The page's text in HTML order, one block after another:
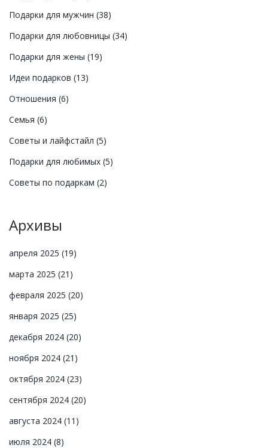
Подарки для мужчин (38)
Подарки для любовницы (34)
Подарки для жены (19)
Идеи подарков (13)
Отношения (6)
Семья (6)
Советы и лайфстайл (5)
Подарки для любимых (5)
Советы по подаркам (2)
Архивы
апреля 2025 (19)
марта 2025 (21)
февраля 2025 (20)
января 2025 (25)
декабря 2024 (20)
ноября 2024 (21)
октября 2024 (23)
сентября 2024 (20)
августа 2024 (11)
июля 2024 (8)